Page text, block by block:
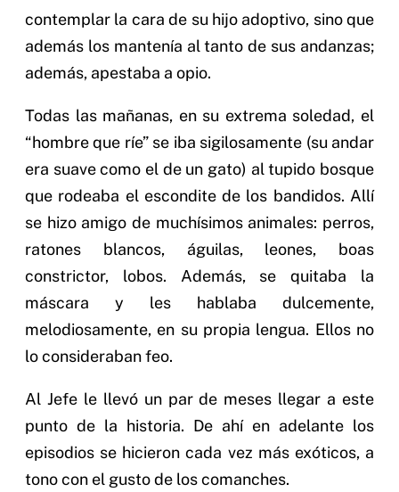
contemplar la cara de su hijo adoptivo, sino que
además los mantenía al tanto de sus andanzas;
además, apestaba a opio.
Todas las mañanas, en su extrema soledad, el
“hombre que ríe” se iba sigilosamente (su andar
era suave como el de un gato) al tupido bosque
que rodeaba el escondite de los bandidos. Allí
se hizo amigo de muchísimos animales: perros,
ratones blancos, águilas, leones, boas
constrictor, lobos. Además, se quitaba la
máscara y les hablaba dulcemente,
melodiosamente, en su propia lengua. Ellos no
lo consideraban feo.
Al Jefe le llevó un par de meses llegar a este
punto de la historia. De ahí en adelante los
episodios se hicieron cada vez más exóticos, a
tono con el gusto de los comanches.